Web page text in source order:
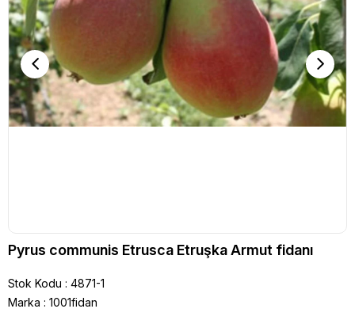
Pyrus communis Etrusca Etruşka Armut fidanı
Stok Kodu
4871-1
Marka : 1001fidan